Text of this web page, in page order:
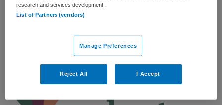
Deze vacature Lid Raad van Toezicht - portefeuille
Kwaliteit & Veiligheid bij Schutse Zorg Tholen is niet
vacatures die voor u wellicht interessant zijn.
research and services development.
List of Partners (vendors)
Manage Preferences
Reject All I Accept